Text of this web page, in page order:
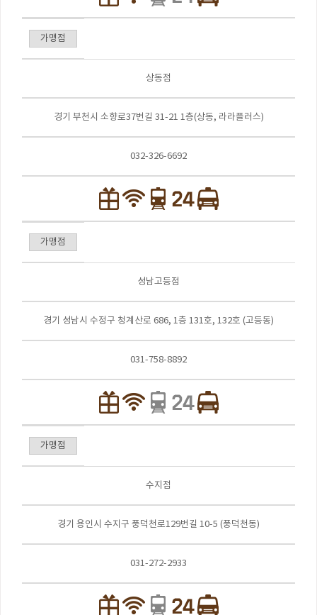
가맹점
상동점
경기 부천시 소향로37번길 31-21 1층(상동, 라라플러스)
032-326-6692
가맹점
성남고등점
경기 성남시 수정구 청계산로 686, 1층 131호, 132호 (고등동)
031-758-8892
가맹점
수지점
경기 용인시 수지구 풍덕천로129번길 10-5 (풍덕천동)
031-272-2933